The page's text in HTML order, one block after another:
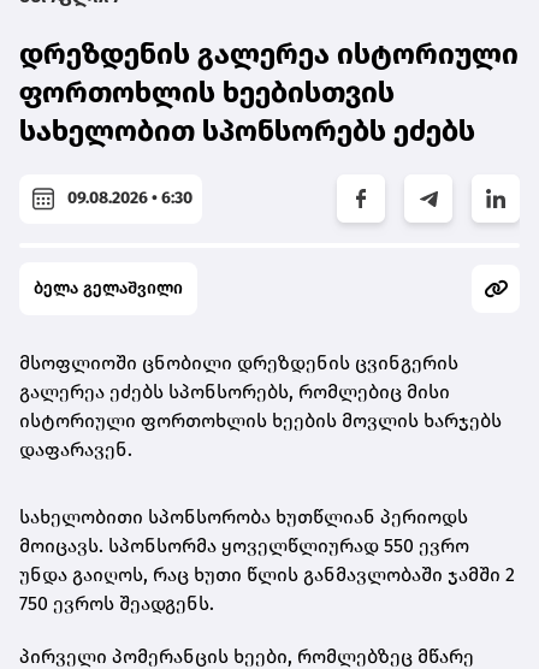
დრეზდენის გალერეა ისტორიული
ფორთოხლის ხეებისთვის
სახელობით სპონსორებს ეძებს
09.08.2026 • 6:30
ბელა გელაშვილი
მსოფლიოში ცნობილი დრეზდენის ცვინგერის
გალერეა ეძებს სპონსორებს, რომლებიც მისი
ისტორიული ფორთოხლის ხეების მოვლის ხარჯებს
დაფარავენ.
სახელობითი სპონსორობა ხუთწლიან პერიოდს
მოიცავს. სპონსორმა ყოველწლიურად 550 ევრო
უნდა გაიღოს, რაც ხუთი წლის განმავლობაში ჯამში 2
750 ევროს შეადგენს.
პირველი პომერანცის ხეები, რომლებზეც მწარე